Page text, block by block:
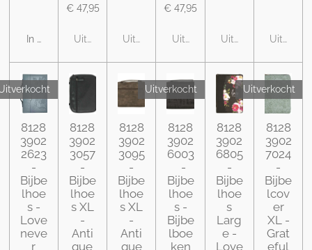
In winkelwagen
€ 47,95
UitverkochtUitverkocht
€ 47,95
UitverkochtUitverkocht
8128
3902
2623
-
Bijbe
lhoe
s -
Love
neve
r
8128
3902
3057
-
Bijbe
lhoe
s XL
-
Anti
que
8128
3902
3095
-
Bijbe
lhoe
s XL
-
Anti
que
Uitverkocht
8128
3902
6003
-
Bijbe
lhoe
s -
Bijbe
lboe
ken
8128
3902
6805
-
Bijbe
lhoe
s
Larg
e -
Love
Uitverkocht
8128
3902
7024
-
Bijbe
lcov
er
XL -
Grat
eful